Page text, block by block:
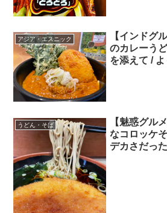
アジア・エスニック
【インドグ
のカレーう
を添えて /
うどん・そば
【魅惑グル
なコロッケ
デカさだっ